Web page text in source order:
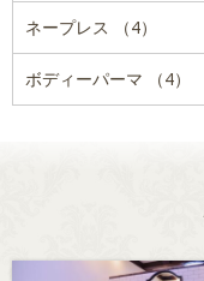
ネープレス （4）
ボディーパーマ （4）